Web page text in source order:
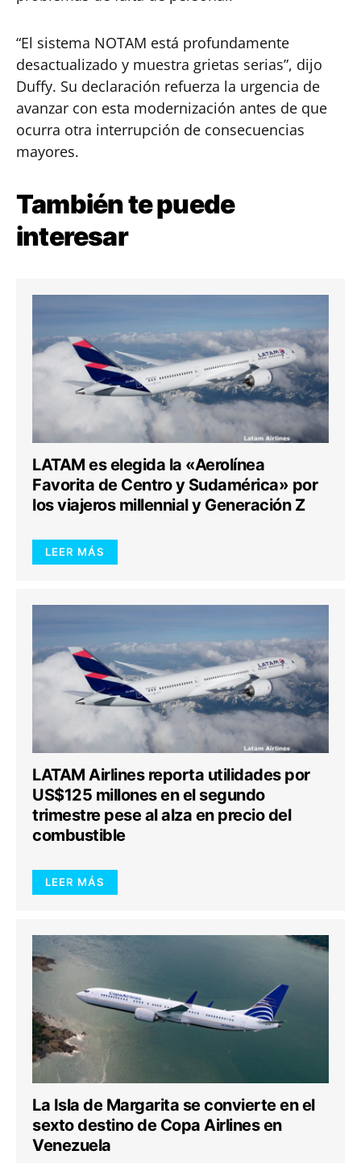
“El sistema NOTAM está profundamente
desactualizado y muestra grietas serias”, dijo
Duffy. Su declaración refuerza la urgencia de
avanzar con esta modernización antes de que
ocurra otra interrupción de consecuencias
mayores.
También te puede
interesar
LATAM es elegida la «Aerolínea
Favorita de Centro y Sudamérica» por
los viajeros millennial y Generación Z
LEER MÁS
LATAM Airlines reporta utilidades por
US$125 millones en el segundo
trimestre pese al alza en precio del
combustible
LEER MÁS
La Isla de Margarita se convierte en el
sexto destino de Copa Airlines en
Venezuela